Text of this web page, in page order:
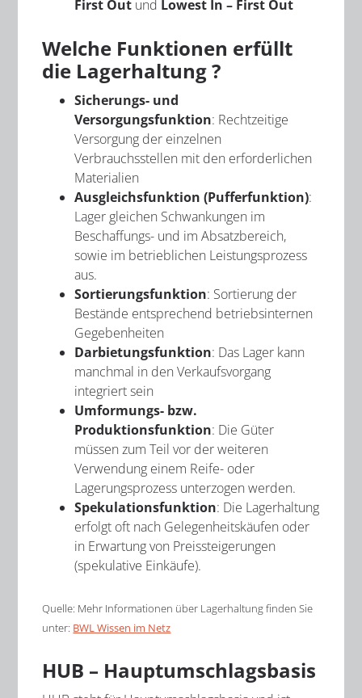
First Out und Lowest In – First Out
Welche Funktionen erfüllt
die Lagerhaltung ?
Sicherungs- und
Versorgungsfunktion: Rechtzeitige
Versorgung der einzelnen
Verbrauchsstellen mit den erforderlichen
Materialien
Ausgleichsfunktion (Pufferfunktion):
Lager gleichen Schwankungen im
Beschaffungs- und im Absatzbereich,
sowie im betrieblichen Leistungsprozess
aus.
Sortierungsfunktion: Sortierung der
Bestände entsprechend betriebsinternen
Gegebenheiten
Darbietungsfunktion: Das Lager kann
manchmal in den Verkaufsvorgang
integriert sein
Umformungs- bzw.
Produktionsfunktion: Die Güter
müssen zum Teil vor der weiteren
Verwendung einem Reife- oder
Lagerungsprozess unterzogen werden.
Spekulationsfunktion: Die Lagerhaltung
erfolgt oft nach Gelegenheitskäufen oder
in Erwartung von Preissteigerungen
(spekulative Einkäufe).
Quelle: Mehr Informationen über Lagerhaltung finden Sie
unter: BWL Wissen im Netz
HUB – Hauptumschlagsbasis